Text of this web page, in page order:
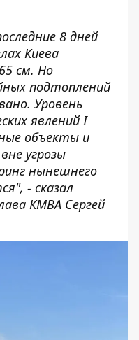
8 дней
Киева
см. Но
подтоплений
Уровень
явлений I
объекты и
угрозы
нынешнего
- сказал
КМВА Сергей